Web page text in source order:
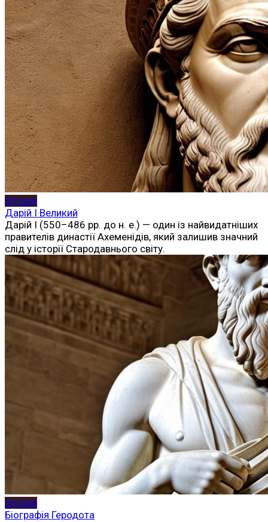
Історія
Дарій I Великий
Дарій I (550–486 рр. до н. е.) — один із найвидатніших
правителів династії Ахеменідів, який залишив значний
слід у історії Стародавнього світу.
Історія
Біографія Геродота